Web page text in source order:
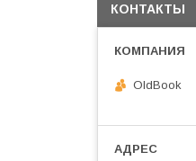
КОНТАКТЫ
OldBook